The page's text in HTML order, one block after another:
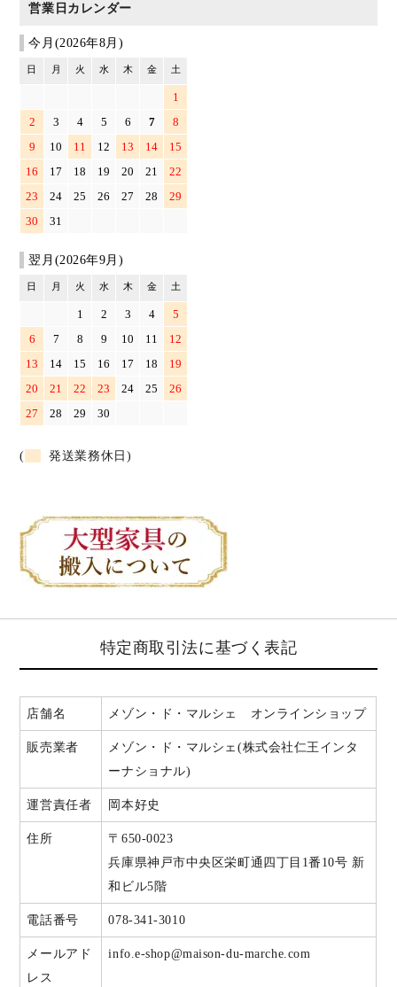
営業日カレンダー
今月(2026年8月)
日 月 火 水 木 金 土
1
2
3 4 5 6 7
8
9
10 11 12 13 14
15
16
17 18 19 20 21
22
23
24 25 26 27 28
29
30
31
翌月(2026年9月)
日 月 火 水 木 金 土
1 2 3 4
5
6
7 8 9 10 11
12
13
14 15 16 17 18
19
20
21 22 23 24 25
26
27
28 29 30
( 発送業務休日)
特定商取引法に基づく表記
店舗名 メゾン・ド・マルシェ オンラインショップ
販売業者
メゾン・ド・マルシェ(株式会社仁王インタ
ーナショナル)
運営責任者 岡本好史
住所
〒650-0023
兵庫県神戸市中央区栄町通四丁目1番10号 新
和ビル5階
電話番号 078-341-3010
メールアド
レス
info.e-shop@maison-du-marche.com